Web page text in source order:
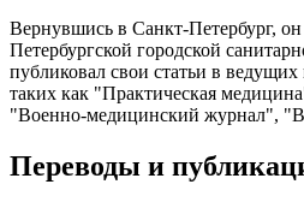
Вернувшись в Санкт-Петербург,
Петербургской городской
публиковал свои статьи в
таких как "Практическая
"Военно-медицинский журнал",
Переводы и